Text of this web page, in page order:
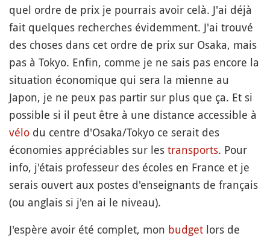
quel ordre de prix je pourrais avoir celà. J'ai déjà
fait quelques recherches évidemment. J'ai trouvé
des choses dans cet ordre de prix sur Osaka, mais
pas à Tokyo. Enfin, comme je ne sais pas encore la
situation économique qui sera la mienne au
Japon, je ne peux pas partir sur plus que ça. Et si
possible si il peut être à une distance accessible à
vélo du centre d'Osaka/Tokyo ce serait des
économies appréciables sur les transports. Pour
info, j'étais professeur des écoles en France et je
serais ouvert aux postes d'enseignants de français
(ou anglais si j'en ai le niveau).
J'espère avoir été complet, mon budget lors de